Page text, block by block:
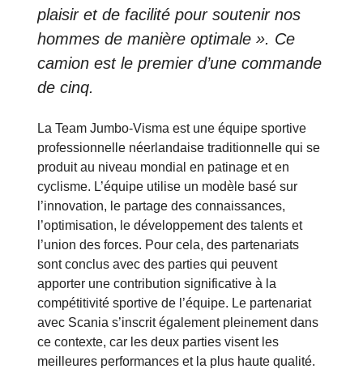
plaisir et de facilité pour soutenir nos
hommes de manière optimale ». Ce
camion est le premier d’une commande
de cinq.
La Team Jumbo-Visma est une équipe sportive
professionnelle néerlandaise traditionnelle qui se
produit au niveau mondial en patinage et en
cyclisme. L’équipe utilise un modèle basé sur
l’innovation, le partage des connaissances,
l’optimisation, le développement des talents et
l’union des forces. Pour cela, des partenariats
sont conclus avec des parties qui peuvent
apporter une contribution significative à la
compétitivité sportive de l’équipe. Le partenariat
avec Scania s’inscrit également pleinement dans
ce contexte, car les deux parties visent les
meilleures performances et la plus haute qualité.